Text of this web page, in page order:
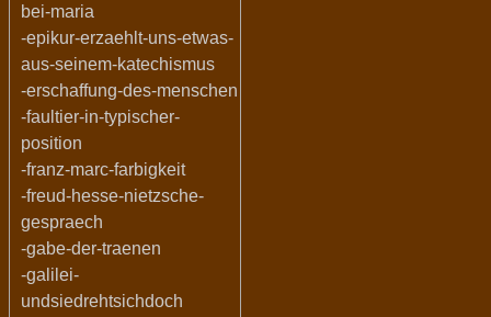
bei-maria
-epikur-erzaehlt-uns-etwas-
aus-seinem-katechismus
-erschaffung-des-menschen
-faultier-in-typischer-
position
-franz-marc-farbigkeit
-freud-hesse-nietzsche-
gespraech
-gabe-der-traenen
-galilei-
undsiedrehtsichdoch